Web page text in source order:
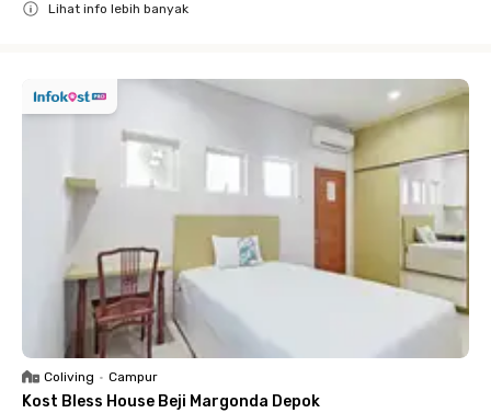
Lihat info lebih banyak
Coliving • Campur
Kost Bless House Beji Margonda Depok